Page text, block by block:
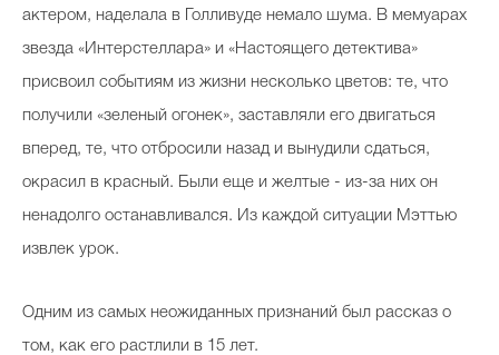
актером, наделала в Голливуде немало шума. В мемуарах
звезда «Интерстеллара» и «Настоящего детектива»
присвоил событиям из жизни несколько цветов: те, что
получили «зеленый огонек», заставляли его двигаться
вперед, те, что отбросили назад и вынудили сдаться,
окрасил в красный. Были еще и желтые - из-за них он
ненадолго останавливался. Из каждой ситуации Мэттью
извлек урок.
Одним из самых неожиданных признаний был рассказ о
том, как его растлили в 15 лет.